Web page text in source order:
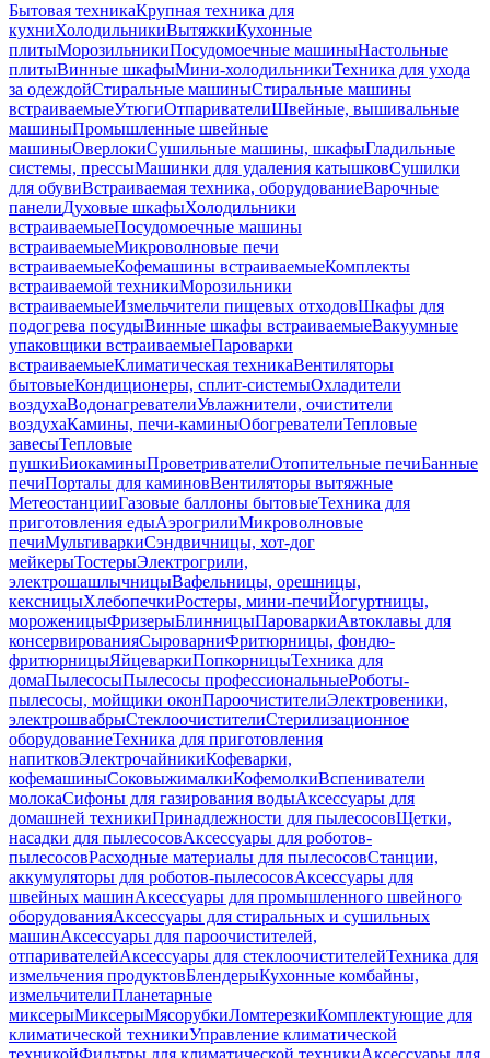
Бытовая техникаКрупная техника для
кухниХолодильникиВытяжкиКухонные
плитыМорозильникиПосудомоечные машиныНастольные
плитыВинные шкафыМини-холодильникиТехника для ухода
за одеждойСтиральные машиныСтиральные машины
встраиваемыеУтюгиОтпаривателиШвейные, вышивальные
машиныПромышленные швейные
машиныОверлокиСушильные машины, шкафыГладильные
системы, прессыМашинки для удаления катышковСушилки
для обувиВстраиваемая техника, оборудованиеВарочные
панелиДуховые шкафыХолодильники
встраиваемыеПосудомоечные машины
встраиваемыеМикроволновые печи
встраиваемыеКофемашины встраиваемыеКомплекты
встраиваемой техникиМорозильники
встраиваемыеИзмельчители пищевых отходовШкафы для
подогрева посудыВинные шкафы встраиваемыеВакуумные
упаковщики встраиваемыеПароварки
встраиваемыеКлиматическая техникаВентиляторы
бытовыеКондиционеры, сплит-системыОхладители
воздухаВодонагревателиУвлажнители, очистители
воздухаКамины, печи-каминыОбогревателиТепловые
завесыТепловые
пушкиБиокаминыПроветривателиОтопительные печиБанные
печиПорталы для каминовВентиляторы вытяжные
МетеостанцииГазовые баллоны бытовыеТехника для
приготовления едыАэрогрилиМикроволновые
печиМультиваркиСэндвичницы, хот-дог
мейкерыТостерыЭлектрогрили,
электрошашлычницыВафельницы, орешницы,
кексницыХлебопечкиРостеры, мини-печиЙогуртницы,
мороженицыФризерыБлинницыПароваркиАвтоклавы для
консервированияСыроварниФритюрницы, фондю-
фритюрницыЯйцеваркиПопкорницыТехника для
домаПылесосыПылесосы профессиональныеРоботы-
пылесосы, мойщики оконПароочистителиЭлектровеники,
электрошвабрыСтеклоочистителиСтерилизационное
оборудованиеТехника для приготовления
напитковЭлектрочайникиКофеварки,
кофемашиныСоковыжималкиКофемолкиВспениватели
молокаСифоны для газирования водыАксессуары для
домашней техникиПринадлежности для пылесосовЩетки,
насадки для пылесосовАксессуары для роботов-
пылесосовРасходные материалы для пылесосовСтанции,
аккумуляторы для роботов-пылесосовАксессуары для
швейных машинАксессуары для промышленного швейного
оборудованияАксессуары для стиральных и сушильных
машинАксессуары для пароочистителей,
отпаривателейАксессуары для стеклоочистителейТехника для
измельчения продуктовБлендерыКухонные комбайны,
измельчителиПланетарные
миксерыМиксерыМясорубкиЛомтерезкиКомплектующие для
климатической техникиУправление климатической
техникойФильтры для климатической техникиАксессуары для